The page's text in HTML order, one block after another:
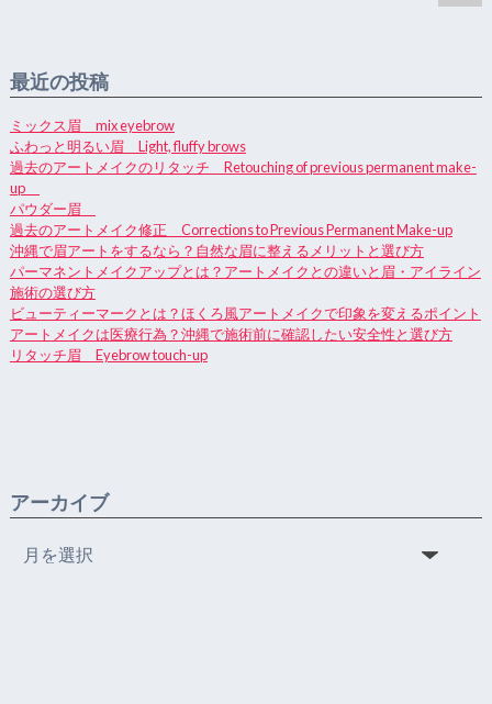
最近の投稿
ミックス眉 mix eyebrow
ふわっと明るい眉 Light, fluffy brows
過去のアートメイクのリタッチ Retouching of previous permanent make-
up
パウダー眉
過去のアートメイク修正 Corrections to Previous Permanent Make-up
沖縄で眉アートをするなら？自然な眉に整えるメリットと選び方
パーマネントメイクアップとは？アートメイクとの違いと眉・アイライン
施術の選び方
ビューティーマークとは？ほくろ風アートメイクで印象を変えるポイント
アートメイクは医療行為？沖縄で施術前に確認したい安全性と選び方
リタッチ眉 Eyebrow touch-up
アーカイブ
ー